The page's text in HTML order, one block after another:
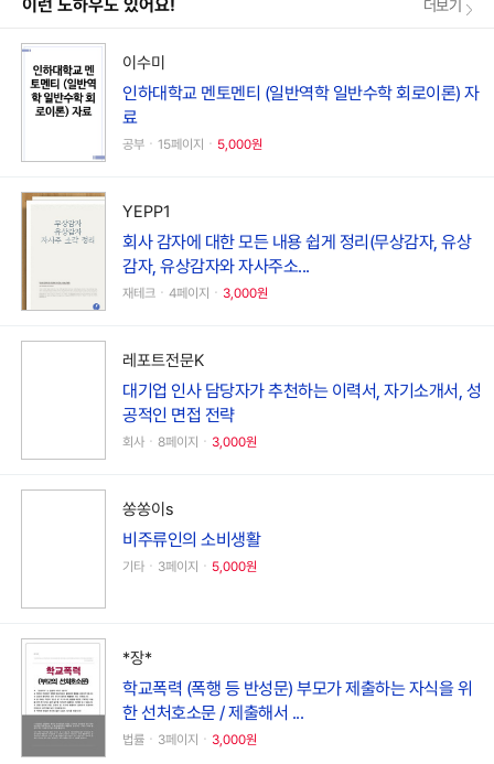
이런 노하우도 있어요! 더보기
이수미
인하대학교 멘토멘티 (일반역학 일반수학 회로이론) 자
료
공부ㆍ15페이지ㆍ 5,000원
YEPP1
회사 감자에 대한 모든 내용 쉽게 정리(무상감자, 유상
감자, 유상감자와 자사주소...
재테크ㆍ4페이지ㆍ 3,000원
레포트전문K
대기업 인사 담당자가 추천하는 이력서, 자기소개서, 성
공적인 면접 전략
회사ㆍ8페이지ㆍ 3,000원
쏭쏭이s
비주류인의 소비생활
기타ㆍ3페이지ㆍ 5,000원
*장*
학교폭력 (폭행 등 반성문) 부모가 제출하는 자식을 위
한 선처호소문 / 제출해서 ...
법률ㆍ3페이지ㆍ 3,000원